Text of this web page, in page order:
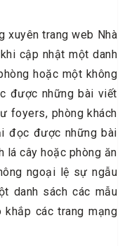
xuyên trang web Nhà
cập nhật một danh
hoặc một không
được những bài viết
foyers, phòng khách
đọc được những bài
lá cây hoặc phòng ăn
ngoại lệ sự ngẫu
danh sách các mẫu
các trang mạng